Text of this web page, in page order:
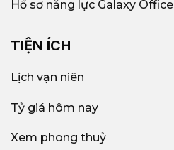
Hồ sơ năng lực Galaxy Office
TIỆN ÍCH
Lịch vạn niên
Tỷ giá hôm nay
Xem phong thuỷ